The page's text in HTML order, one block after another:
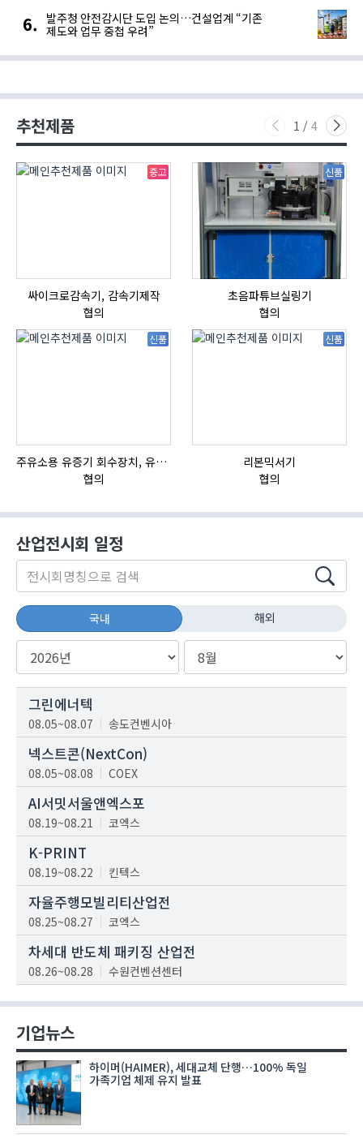
발주청 안전감시단 도입 논의…건설업계 “기존
제도와 업무 중첩 우려”
추천제품 1 / 4
중고
싸이크로감속기, 감속기제작
협의
신품
초음파튜브실링기
협의
신품
주유소용 유증기 회수장치, 유증기 회수장치, 방폭형, 방폭형 유증기 회수장치
협의
신품
리본믹서기
협의
산업전시회 일정
국내 해외
그린에너텍
08.05~08.07 송도컨벤시아
넥스트콘(NextCon)
08.05~08.08 COEX
AI서밋서울앤엑스포
08.19~08.21 코엑스
K-PRINT
08.19~08.22 킨텍스
자율주행모빌리티산업전
08.25~08.27 코엑스
차세대 반도체 패키징 산업전
08.26~08.28 수원컨벤션센터
기업뉴스
하이머(HAIMER), 세대교체 단행…100% 독일
가족기업 체제 유지 발표